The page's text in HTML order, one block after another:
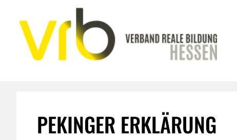
Inhalt
springen
PEKINGER ERKLÄRUNG